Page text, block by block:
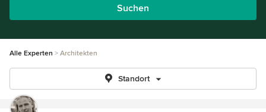
Suchen
Alle Experten Architekten
Standort